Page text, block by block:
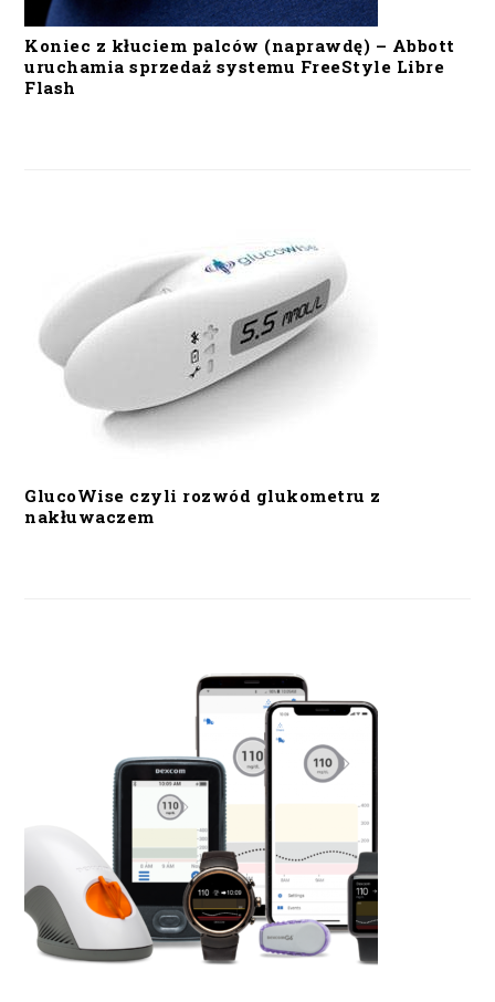
Koniec z kłuciem palców (naprawdę) – Abbott
uruchamia sprzedaż systemu FreeStyle Libre
Flash
GlucoWise czyli rozwód glukometru z
nakłuwaczem